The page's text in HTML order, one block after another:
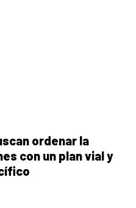
ordenar la
con un plan vial y